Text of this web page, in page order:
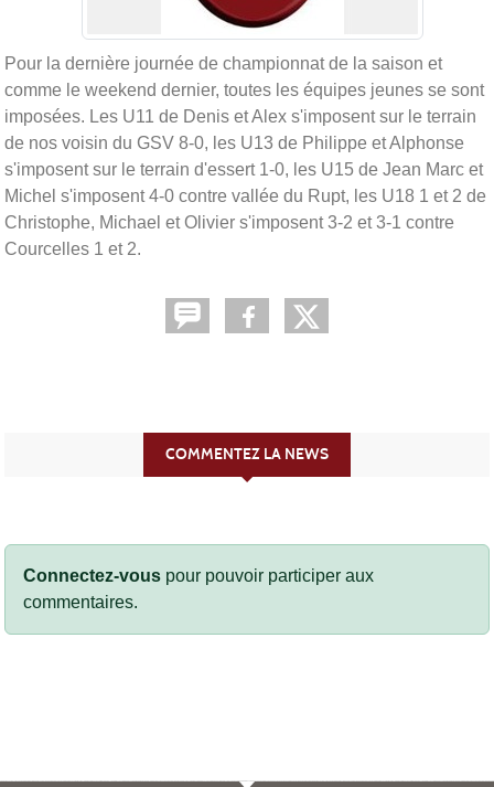
Pour la dernière journée de championnat de la saison et
comme le weekend dernier, toutes les équipes jeunes se sont
imposées. Les U11 de Denis et Alex s'imposent sur le terrain
de nos voisin du GSV 8-0, les U13 de Philippe et Alphonse
s'imposent sur le terrain d'essert 1-0, les U15 de Jean Marc et
Michel s'imposent 4-0 contre vallée du Rupt, les U18 1 et 2 de
Christophe, Michael et Olivier s'imposent 3-2 et 3-1 contre
Courcelles 1 et 2.
COMMENTEZ LA NEWS
Connectez-vous pour pouvoir participer aux
commentaires.